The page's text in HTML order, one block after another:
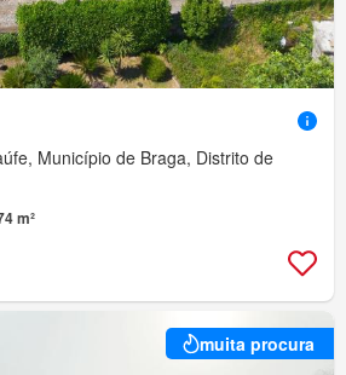
Município de Braga, Distrito de
m²
muita procura